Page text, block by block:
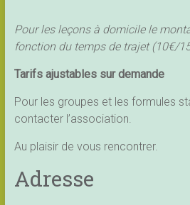
Pour les leçons à domicile le
fonction du temps de trajet (10€/
Tarifs ajustables sur demande
Pour les groupes et les formules
contacter l’association.
Au plaisir de vous rencontrer.
Adresse